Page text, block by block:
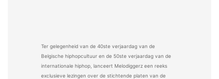
Ter gelegenheid van de 40ste verjaardag van de
Belgische hiphopcultuur en de 50ste verjaardag van de
internationale hiphop, lanceert Melodiggerz een reeks
exclusieve lezingen over de stichtende platen van de